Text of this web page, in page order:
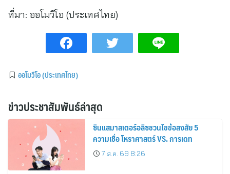
ที่มา: ออโมวีโอ (ประเทศไทย)
ออโมวีโอ (ประเทศไทย)
ข่าวประชาสัมพันธ์ล่าสุด
ซินแสมาสเตอร์อลิซชวนไขข้อสงสัย 5
ความเชื่อ โหราศาสตร์ VS. การเดท
7 ส.ค. 69 8:26